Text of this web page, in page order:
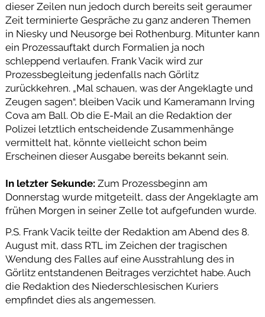
dieser Zeilen nun jedoch durch bereits seit geraumer
Zeit terminierte Gespräche zu ganz anderen Themen
in Niesky und Neusorge bei Rothenburg. Mitunter kann
ein Prozessauftakt durch Formalien ja noch
schleppend verlaufen. Frank Vacik wird zur
Prozessbegleitung jedenfalls nach Görlitz
zurückkehren. „Mal schauen, was der Angeklagte und
Zeugen sagen“, bleiben Vacik und Kameramann Irving
Cova am Ball. Ob die E-Mail an die Redaktion der
Polizei letztlich entscheidende Zusammenhänge
vermittelt hat, könnte vielleicht schon beim
Erscheinen dieser Ausgabe bereits bekannt sein.
In letzter Sekunde: Zum Prozessbeginn am
Donnerstag wurde mitgeteilt, dass der Angeklagte am
frühen Morgen in seiner Zelle tot aufgefunden wurde.
P.S. Frank Vacik teilte der Redaktion am Abend des 8.
August mit, dass RTL im Zeichen der tragischen
Wendung des Falles auf eine Ausstrahlung des in
Görlitz entstandenen Beitrages verzichtet habe. Auch
die Redaktion des Niederschlesischen Kuriers
empfindet dies als angemessen.